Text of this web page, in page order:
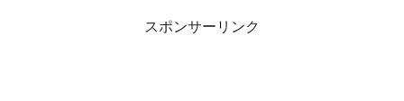
スポンサーリンク